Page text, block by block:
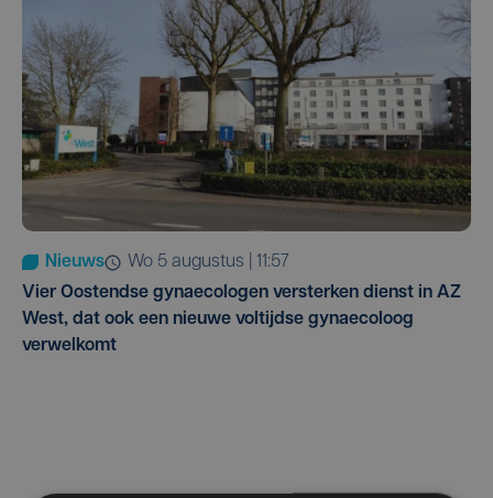
Nieuws
wo 5 augustus | 11:57
Vier Oostendse gynaecologen versterken dienst in AZ
West, dat ook een nieuwe voltijdse gynaecoloog
verwelkomt